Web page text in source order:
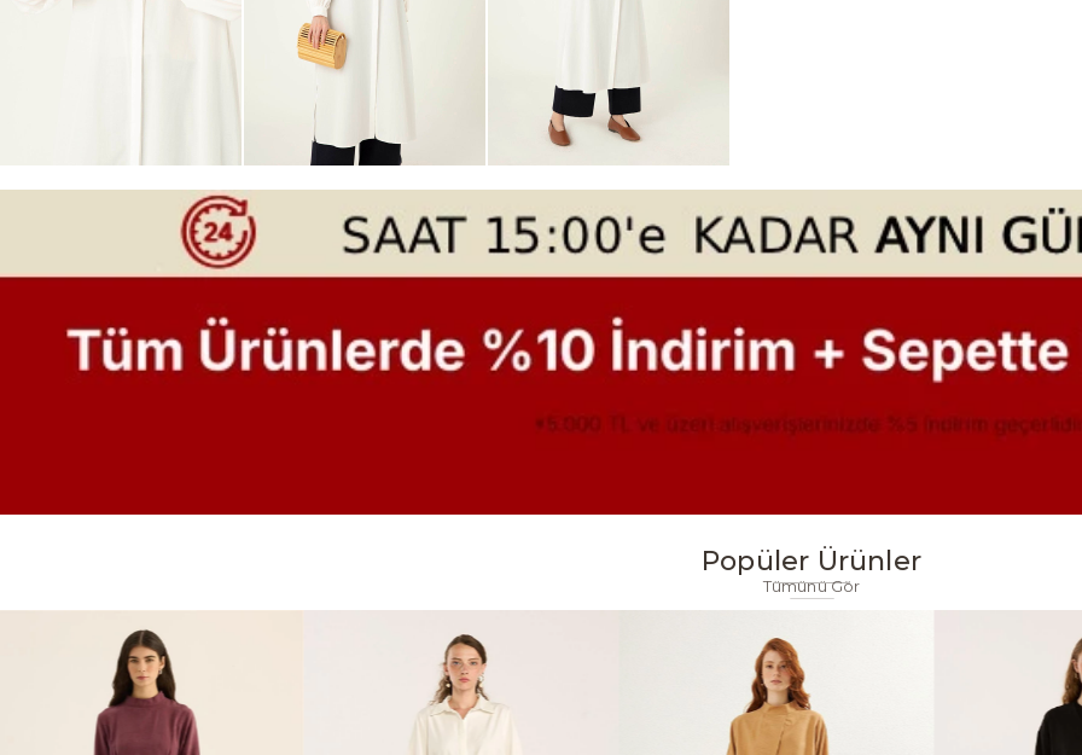
Popüler Ürünler
Tümünü Gör